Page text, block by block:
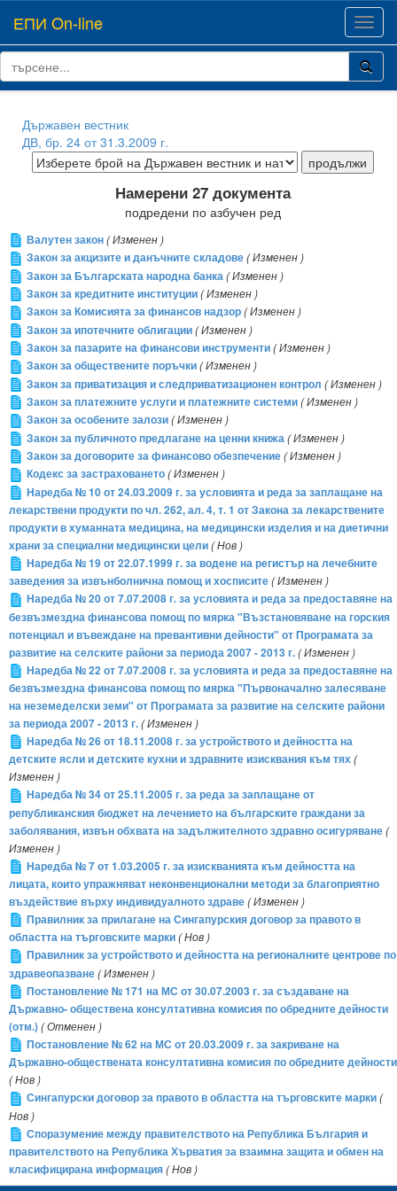
ЕПИ On-line
Държавен вестник
ДВ, бр. 24 от 31.3.2009 г.
Намерени 27 документа
подредени по азбучен ред
Валутен закон( Изменен )
Закон за акцизите и данъчните складове( Изменен )
Закон за Българската народна банка( Изменен )
Закон за кредитните институции( Изменен )
Закон за Комисията за финансов надзор( Изменен )
Закон за ипотечните облигации( Изменен )
Закон за пазарите на финансови инструменти( Изменен )
Закон за обществените поръчки( Изменен )
Закон за приватизация и следприватизационен контрол ( Изменен )
Закон за платежните услуги и платежните системи( Изменен )
Закон за особените залози( Изменен )
Закон за публичното предлагане на ценни книжа( Изменен )
Закон за договорите за финансово обезпечение( Изменен )
Кодекс за застраховането( Изменен )
Наредба № 10 от 24.03.2009 г. за условията и реда за заплащане на
лекарствени продукти по чл. 262, ал. 4, т. 1 от Закона за лекарствените
продукти в хуманната медицина, на медицински изделия и на диетични
храни за специални медицински цели( Нов )
Наредба № 19 от 22.07.1999 г. за водене на регистър на лечебните
заведения за извънболнична помощ и хосписите( Изменен )
Наредба № 20 от 7.07.2008 г. за условията и реда за предоставяне на
безвъзмездна финансова помощ по мярка "Възстановяване на горския
потенциал и въвеждане на превантивни дейности" от Програмата за
развитие на селските райони за периода 2007 - 2013 г.( Изменен )
Наредба № 22 от 7.07.2008 г. за условията и реда за предоставяне на
безвъзмездна финансова помощ по мярка "Първоначално залесяване
на неземеделски земи" от Програмата за развитие на селските райони
за периода 2007 - 2013 г.( Изменен )
Наредба № 26 от 18.11.2008 г. за устройството и дейността на
детските ясли и детските кухни и здравните изисквания към тях(
Изменен )
Наредба № 34 от 25.11.2005 г. за реда за заплащане от
републиканския бюджет на лечението на българските граждани за
заболявания, извън обхвата на задължителното здравно осигуряване(
Изменен )
Наредба № 7 от 1.03.2005 г. за изискванията към дейността на
лицата, които упражняват неконвенционални методи за благоприятно
въздействие върху индивидуалното здраве( Изменен )
Правилник за прилагане на Сингапурския договор за правото в
областта на търговските марки( Нов )
Правилник за устройството и дейността на регионалните центрове по
здравеопазване( Изменен )
Постановление № 171 на МС от 30.07.2003 г. за създаване на
Държавно- обществена консултативна комисия по обредните дейности
(отм.)( Отменен )
Постановление № 62 на МС от 20.03.2009 г. за закриване на
Държавно-обществената консултативна комисия по обредните дейности
( Нов )
Сингапурски договор за правото в областта на търговските марки(
Нов )
Споразумение между правителството на Република България и
правителството на Република Хърватия за взаимна защита и обмен на
класифицирана информация( Нов )